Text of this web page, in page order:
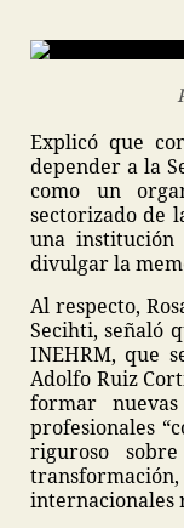
Explicó que
depender a la
como un
sectorizado de
una
divulgar la
Al respecto,
Secihti, señaló
INEHRM, que
Adolfo Ruiz
formar
profesionales
riguroso
internacionales